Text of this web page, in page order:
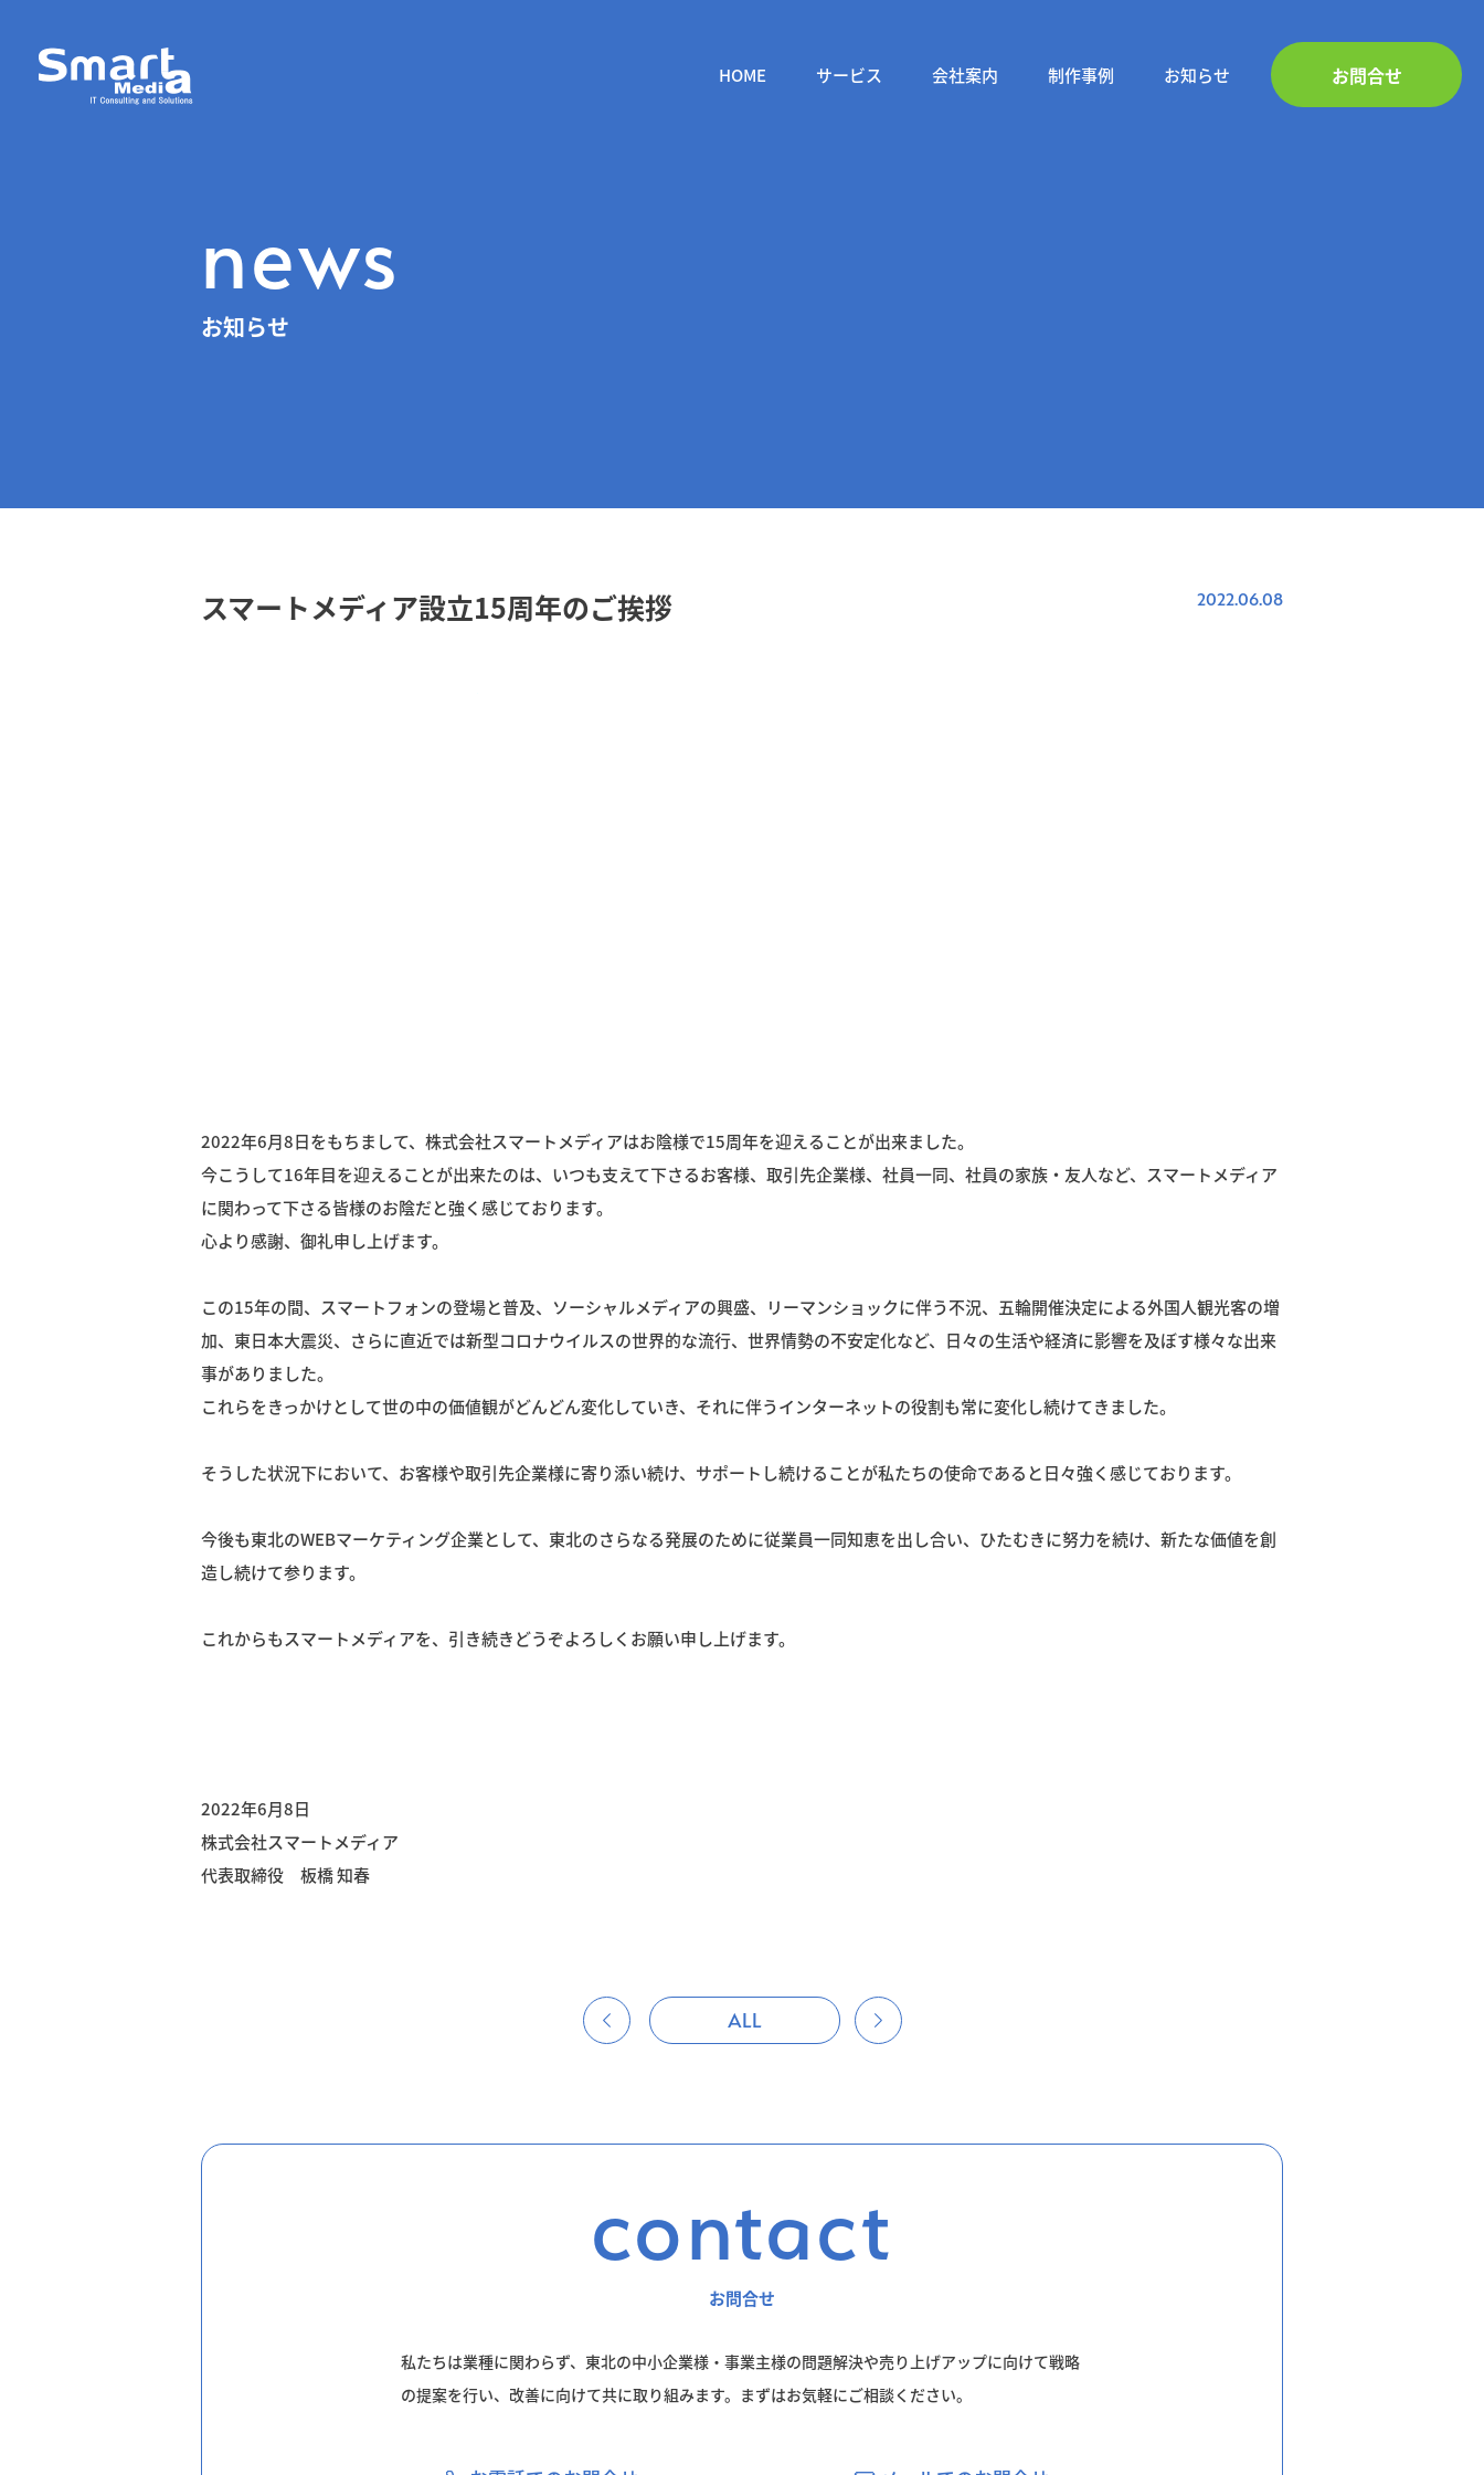
HOME サービス 会社案内 制作事例 お知らせ お問合せ
news
お知らせ
スマートメディア設立15周年のご挨拶 2022.06.08
2022年6月8日をもちまして、株式会社スマートメディアはお陰様で15周年を迎えることが出来ました。
今こうして16年目を迎えることが出来たのは、いつも支えて下さるお客様、取引先企業様、社員一同、社員の家族・友人など、スマートメディア
に関わって下さる皆様のお陰だと強く感じております。
心より感謝、御礼申し上げます。
この15年の間、スマートフォンの登場と普及、ソーシャルメディアの興盛、リーマンショックに伴う不況、五輪開催決定による外国人観光客の増
加、東日本大震災、さらに直近では新型コロナウイルスの世界的な流行、世界情勢の不安定化など、日々の生活や経済に影響を及ぼす様々な出来
事がありました。
これらをきっかけとして世の中の価値観がどんどん変化していき、それに伴うインターネットの役割も常に変化し続けてきました。
そうした状況下において、お客様や取引先企業様に寄り添い続け、サポートし続けることが私たちの使命であると日々強く感じております。
今後も東北のWEBマーケティング企業として、東北のさらなる発展のために従業員一同知恵を出し合い、ひたむきに努力を続け、新たな価値を創
造し続けて参ります。
これからもスマートメディアを、引き続きどうぞよろしくお願い申し上げます。
2022年6月8日
株式会社スマートメディア
代表取締役 板橋 知春
ALL
contact
お問合せ
私たちは業種に関わらず、東北の中小企業様・事業主様の問題解決や売り上げアップに向けて戦略
の提案を行い、改善に向けて共に取り組みます。まずはお気軽にご相談ください。